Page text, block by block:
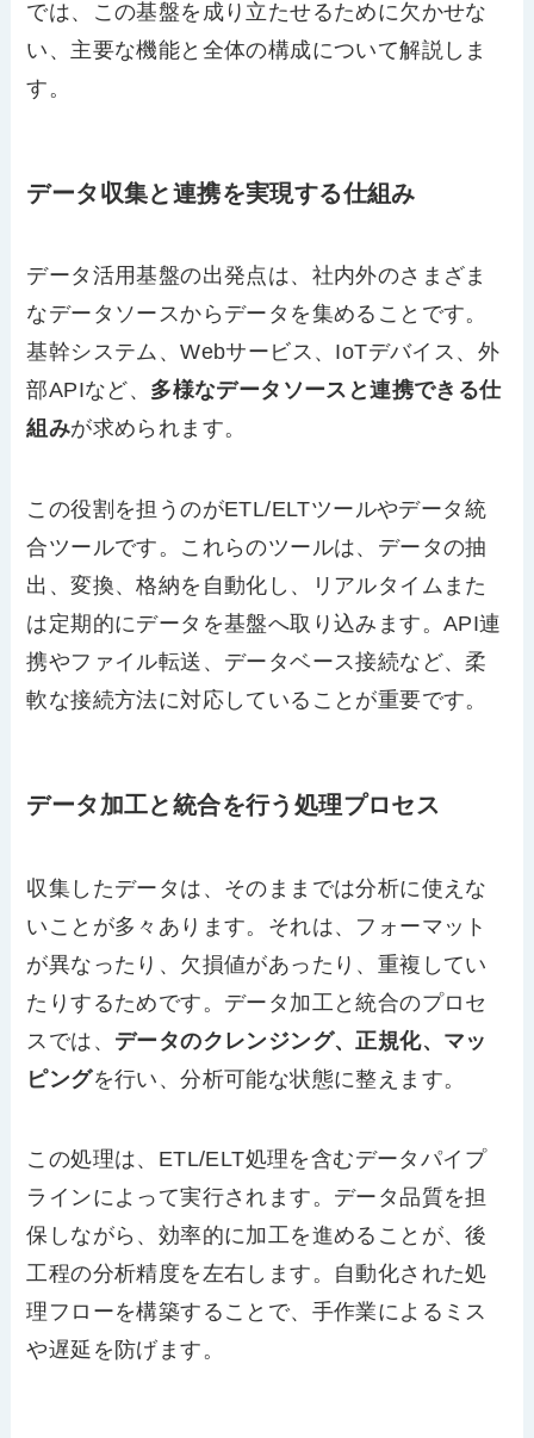
では、この基盤を成り立たせるために欠かせな
い、主要な機能と全体の構成について解説しま
す。
データ収集と連携を実現する仕組み
データ活用基盤の出発点は、社内外のさまざま
なデータソースからデータを集めることです。
基幹システム、Webサービス、IoTデバイス、外
部APIなど、 多様なデータソースと連携できる仕
組みが求められます。
この役割を担うのがETL/ELTツールやデータ統
合ツールです。これらのツールは、データの抽
出、変換、格納を自動化し、リアルタイムまた
は定期的にデータを基盤へ取り込みます。API連
携やファイル転送、データベース接続など、柔
軟な接続方法に対応していることが重要です。
データ加工と統合を行う処理プロセス
収集したデータは、そのままでは分析に使えな
いことが多々あります。それは、フォーマット
が異なったり、欠損値があったり、重複してい
たりするためです。データ加工と統合のプロセ
スでは、 データのクレンジング、正規化、マッ
ピングを行い、分析可能な状態に整えます。
この処理は、ETL/ELT処理を含むデータパイプ
ラインによって実行されます。データ品質を担
保しながら、効率的に加工を進めることが、後
工程の分析精度を左右します。自動化された処
理フローを構築することで、手作業によるミス
や遅延を防げます。